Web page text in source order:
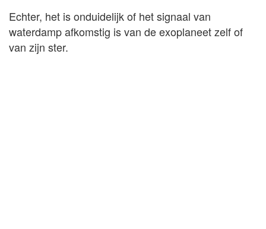
Echter, het is onduidelijk of het signaal van
waterdamp afkomstig is van de exoplaneet zelf of
van zijn ster.